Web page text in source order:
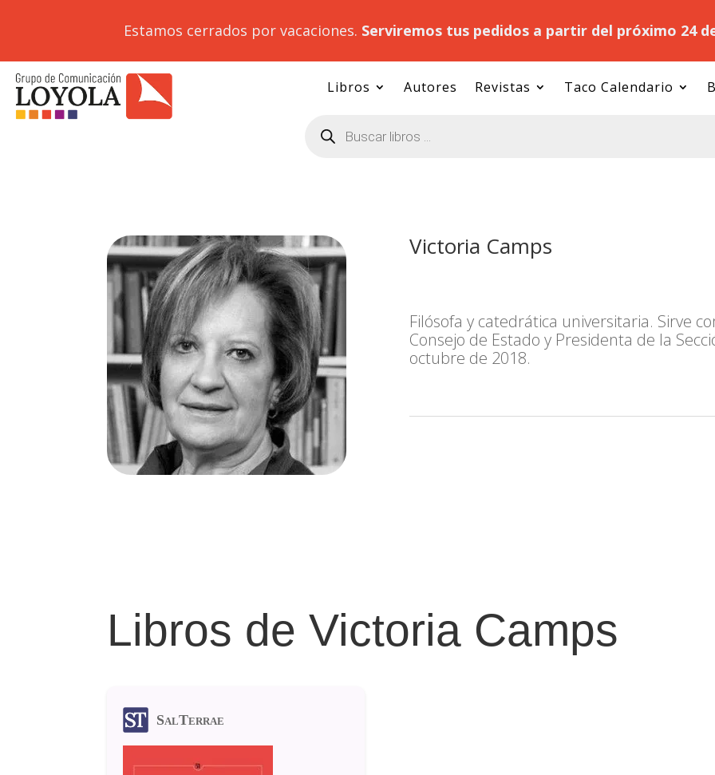
Estamos cerrados por vacaciones. Serviremos tus pedidos a partir del próximo 24
Libros Autores Revistas Taco Calendario
productos
Victoria Camps
Filósofa y catedrática universitaria.​ Sirve
Consejo de Estado y Presidenta de la
octubre de 2018.​
Libros de Victoria Camps
SalTerrae